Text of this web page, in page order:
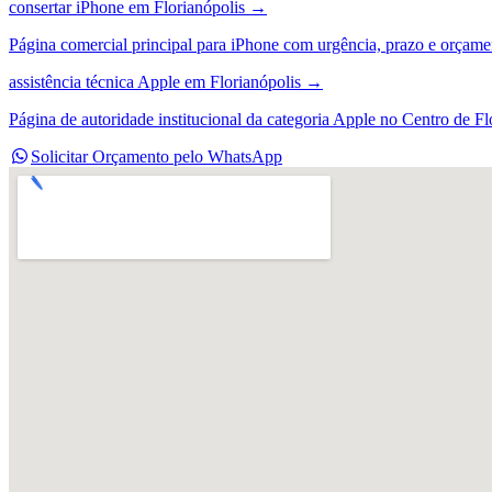
consertar iPhone em Florianópolis →
Página comercial principal para iPhone com urgência, prazo e
assistência técnica Apple em Florianópolis →
Página de autoridade institucional da categoria Apple no Centro de
Solicitar Orçamento pelo WhatsApp